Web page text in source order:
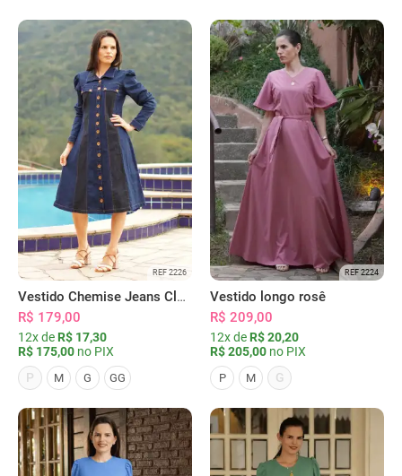
REF 2226
Vestido Chemise Jeans Clássica Serena
R$ 179,00
12x de R$ 17,30
R$ 175,00 no PIX
P
M G GG
REF 2224
Vestido longo rosê
R$ 209,00
12x de R$ 20,20
R$ 205,00 no PIX
P M G